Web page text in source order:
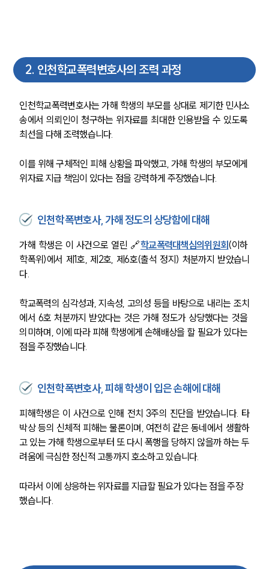
2. 인천학교폭력변호사의 조력 과정
인천학교폭력변호사는 가해 학생의 부모를 상대로 제기한 민사소
송에서 의뢰인이 청구하는 위자료를 최대한 인용받을 수 있도록
최선을 다해 조력했습니다.
이를 위해 구체적인 피해 상황을 파악했고, 가해 학생의 부모에게
위자료 지급 책임이 있다는 점을 강력하게 주장했습니다.
인천학폭변호사, 가해 정도의 상당함에 대해
가해 학생은 이 사건으로 열린 🔗학교폭력대책심의위원회(이하
학폭위)에서 제1호, 제2호, 제6호(출석 정지) 처분까지 받았습니
다.
학교폭력의 심각성과, 지속성, 고의성 등을 바탕으로 내리는 조치
에서 6호 처분까지 받았다는 것은 가해 정도가 상당했다는 것을
의미하며, 이에 따라 피해 학생에게 손해배상을 할 필요가 있다는
점을 주장했습니다.
인천학폭변호사, 피해 학생이 입은 손해에 대해
피해학생은 이 사건으로 인해 전치 3주의 진단을 받았습니다. 타
박상 등의 신체적 피해는 물론이며, 여전히 같은 동네에서 생활하
고 있는 가해 학생으로부터 또 다시 폭행을 당하지 않을까 하는 두
려움에 극심한 정신적 고통까지 호소하고 있습니다.
따라서 이에 상응하는 위자료를 지급할 필요가 있다는 점을 주장
했습니다.